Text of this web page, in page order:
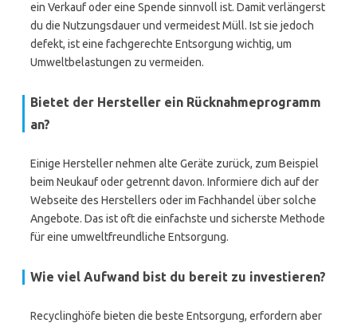
ein Verkauf oder eine Spende sinnvoll ist. Damit verlängerst
du die Nutzungsdauer und vermeidest Müll. Ist sie jedoch
defekt, ist eine fachgerechte Entsorgung wichtig, um
Umweltbelastungen zu vermeiden.
Bietet der Hersteller ein Rücknahmeprogramm
an?
Einige Hersteller nehmen alte Geräte zurück, zum Beispiel
beim Neukauf oder getrennt davon. Informiere dich auf der
Webseite des Herstellers oder im Fachhandel über solche
Angebote. Das ist oft die einfachste und sicherste Methode
für eine umweltfreundliche Entsorgung.
Wie viel Aufwand bist du bereit zu investieren?
Recyclinghöfe bieten die beste Entsorgung, erfordern aber